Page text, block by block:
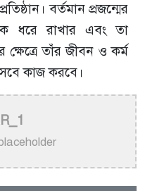
বর্তমান প্রজন্মের
ধরে রাখার এবং তা
ক্ষেত্রে তাঁর জীবন ও কর্ম
কাজ করবে।